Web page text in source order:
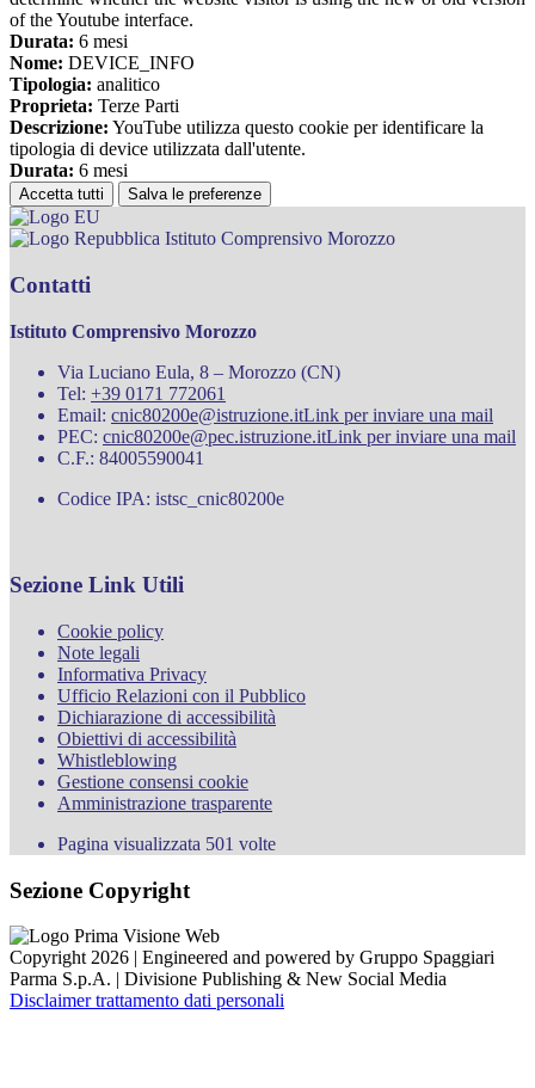
of the Youtube interface.
Durata: 6 mesi
Nome: DEVICE_INFO
Tipologia: analitico
Proprieta: Terze Parti
Descrizione: YouTube utilizza questo cookie per identificare la
tipologia di device utilizzata dall'utente.
Durata: 6 mesi
Accetta tutti Salva le preferenze
Istituto Comprensivo Morozzo
Contatti
Istituto Comprensivo Morozzo
Via Luciano Eula, 8 – Morozzo (CN)
Tel: +39 0171 772061
Email: cnic80200e@istruzione.itLink per inviare una mail
PEC: cnic80200e@pec.istruzione.itLink per inviare una mail
C.F.: 84005590041
Codice IPA: istsc_cnic80200e
Sezione Link Utili
Cookie policy
Note legali
Informativa Privacy
Ufficio Relazioni con il Pubblico
Dichiarazione di accessibilità
Obiettivi di accessibilità
Whistleblowing
Gestione consensi cookie
Amministrazione trasparente
Pagina visualizzata 501 volte
Sezione Copyright
Copyright 2026 | Engineered and powered by Gruppo Spaggiari
Parma S.p.A. | Divisione Publishing & New Social Media
Disclaimer trattamento dati personali